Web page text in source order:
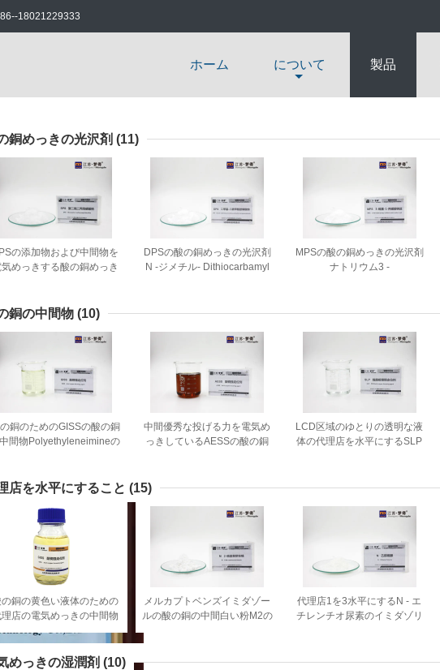
86--18021229333
ホーム について 製品
銅めっきの光沢剤 (11)
の添加物および中間物を
気めっきする酸の銅めっき
DPSの酸の銅めっきの光沢剤
N -ジメチル- Dithiocarbamyl
MPSの酸の銅めっきの光沢剤
ナトリウム3 -
銅の中間物 (10)
銅のためのGISSの酸の銅
間物Polyethyleneimineの
中間優秀な投げる力を電気め
っきしているAESSの酸の銅
LCD区域のゆとりの透明な液
体の代理店を水平にするSLP
店を水平にすること (15)
銅の黄色い液体のための
店の電気めっきの中間物
を水平にするGISS
メルカプトベンズイミダゾー
ルの酸の銅の中間白い粉M2の
代理店1を3水平にするN - エ
チレンチオ尿素のイミダゾリ
めっきの湿潤剤 (10)